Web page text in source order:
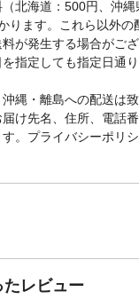
北海道：500円、沖
ります。これら以外の
が発生する場合がござ
指定しても指定日通
縄・離島への配送は致
け先名、住所、電話
。プライバシーポリ
レビュー